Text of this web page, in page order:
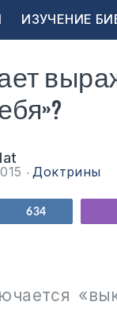
ИЗУЧЕНИЕ
Доктрины
Поделиться
634